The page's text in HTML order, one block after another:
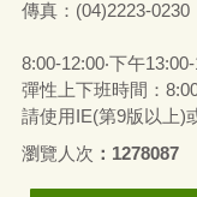
傳真：(04)2223-
服務
8:00-12:00‧下午
彈性上下班時間：
請使用IE(第9版以上)
瀏覽人次
1278087